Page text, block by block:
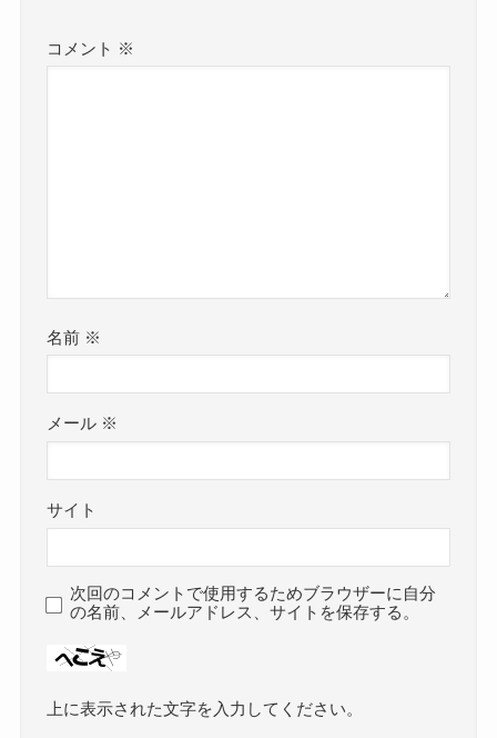
コメント ※
名前 ※
メール ※
サイト
次回のコメントで使用するためブラウザーに自分
の名前、メールアドレス、サイトを保存する。
上に表示された文字を入力してください。